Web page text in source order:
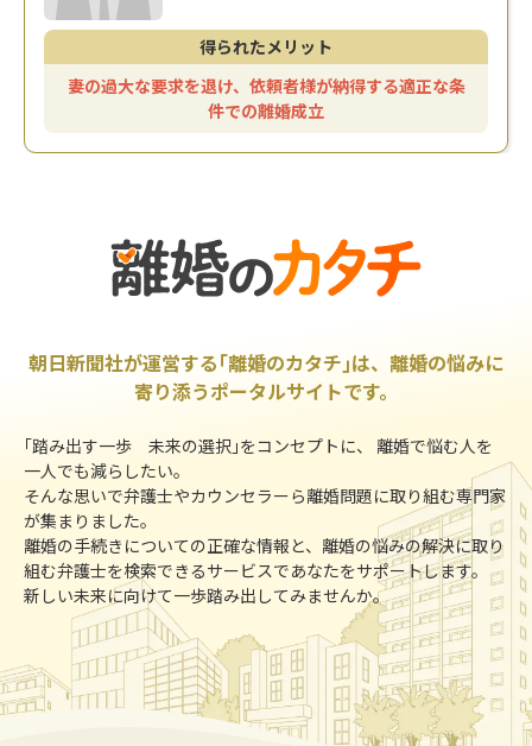
得られたメリット
妻の過大な要求を退け、依頼者様が納得する適正な条
件での離婚成立
朝日新聞社が運営する｢離婚のカタチ｣は、離婚の悩みに
寄り添うポータルサイトです。
｢踏み出す一歩 未来の選択｣をコンセプトに、 離婚で悩む人を
一人でも減らしたい。
そんな思いで弁護士やカウンセラーら離婚問題に取り組む専門家
が集まりました。
離婚の手続きについての正確な情報と、離婚の悩みの解決に取り
組む弁護士を検索できるサービスであなたをサポートします。
新しい未来に向けて一歩踏み出してみませんか。